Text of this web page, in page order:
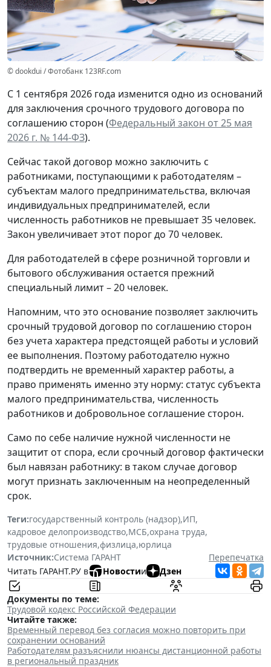
© dookdui / Фотобанк 123RF.com
С 1 сентября 2026 года изменится одно из оснований
для заключения срочного трудового договора по
соглашению сторон (Федеральный закон от 25 мая
2026 г. № 144-ФЗ).
Сейчас такой договор можно заключить с
работниками, поступающими к работодателям –
субъектам малого предпринимательства, включая
индивидуальных предпринимателей, если
численность работников не превышает 35 человек.
Закон увеличивает этот порог до 70 человек.
Для работодателей в сфере розничной торговли и
бытового обслуживания остается прежний
специальный лимит – 20 человек.
Напомним, что это основание позволяет заключить
срочный трудовой договор по соглашению сторон
без учета характера предстоящей работы и условий
ее выполнения. Поэтому работодателю нужно
подтвердить не временный характер работы, а
право применять именно эту норму: статус субъекта
малого предпринимательства, численность
работников и добровольное соглашение сторон.
Само по себе наличие нужной численности не
защитит от спора, если срочный договор фактически
был навязан работнику: в таком случае договор
могут признать заключенным на неопределенный
срок.
Теги:государственный контроль (надзор),ИП,
кадровое делопроизводство,МСБ,охрана труда,
трудовые отношения,физлица,юрлица
Источник:Система ГАРАНТ
Перепечатка
Читать ГАРАНТ.РУ в
Новостии Дзен
Документы по теме:
Трудовой кодекс Российской Федерации
Читайте также:
Временный перевод без согласия можно повторить при
сохранении оснований
Работодателям разъяснили нюансы дистанционной работы
в региональный праздник